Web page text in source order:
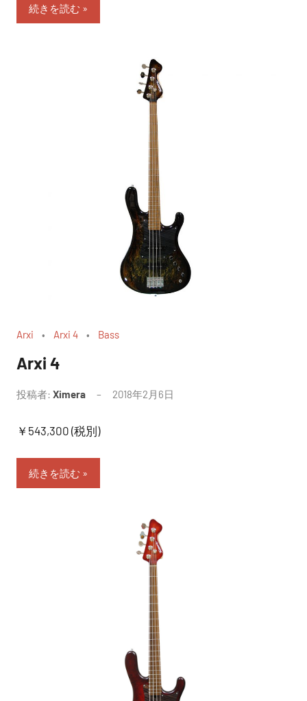
続きを読む
Arxi Arxi 4 Bass
Arxi 4
投稿者: Ximera 2018年2月6日
￥543,300 (税別)
続きを読む